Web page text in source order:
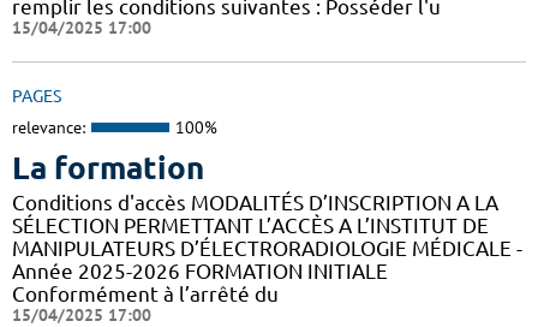
remplir les conditions suivantes : Posséder l'u
15/04/2025 17:00
PAGES
relevance: 100%
La formation
Conditions d'accès MODALITÉS D’INSCRIPTION A LA
SÉLECTION PERMETTANT L’ACCÈS A L’INSTITUT DE
MANIPULATEURS D’ÉLECTRORADIOLOGIE MÉDICALE -
Année 2025-2026 FORMATION INITIALE
Conformément à l’arrêté du
15/04/2025 17:00